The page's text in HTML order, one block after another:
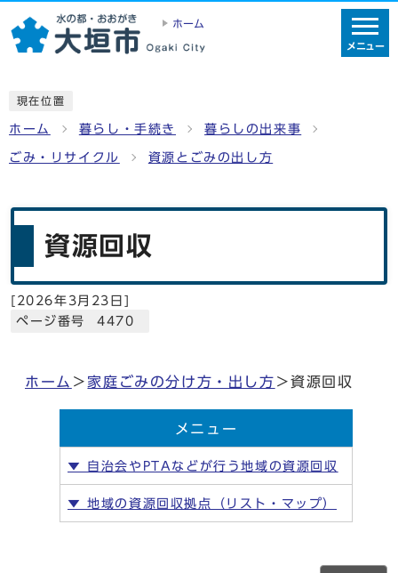
ホーム
メニュー
現在位置
ホーム 暮らし・手続き 暮らしの出来事
ごみ・リサイクル 資源とごみの出し方
資源回収
[ 2026年3月23日 ]
ページ番号 4470
ホーム ＞ 家庭ごみの分け方・出し方 ＞資源回収
メニュー
▼ 自治会やPTAなどが行う地域の資源回収
▼ 地域の資源回収拠点（リスト・マップ）